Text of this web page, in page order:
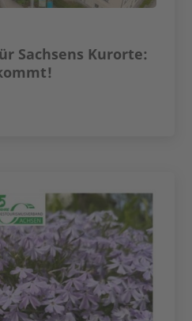
Sachsens Kurorte: